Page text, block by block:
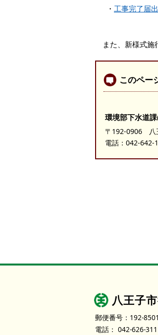
・ 工事完了届
また、新様式施
このペー
環境部下水道
〒192-0906 八
電話： 042-642-
八王子
郵便番号：192-8501
電話： 042-626-